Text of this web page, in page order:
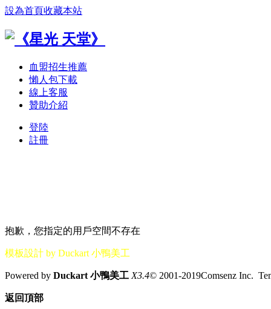
設為首頁收藏本站
血盟招生推薦
懶人包下載
線上客服
贊助介紹
登陸
註冊
抱歉，您指定的用戶空間不存在
模板設計 by Duckart 小鴨美工
Powered by Duckart 小鴨美工 X3.4© 2001-2019Comsenz Inc.
返回頂部